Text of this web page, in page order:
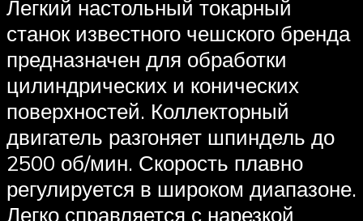
Легкий настольный токарный
станок известного чешского бренда
предназначен для обработки
цилиндрических и конических
поверхностей. Коллекторный
двигатель разгоняет шпиндель до
2500 об/мин. Скорость плавно
регулируется в широком диапазоне.
Легко справляется с нарезкой